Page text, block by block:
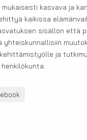
kasvava ja
kaikissa
sisällön
yhteiskunnallisiin
ja